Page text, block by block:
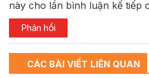
này cho lần bình luận kế tiếp
CÁC BÀI VIẾT LIÊN QUAN